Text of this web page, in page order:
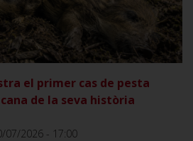
VER
el primer cas de pesta
de la seva història
07/2026 - 17:00